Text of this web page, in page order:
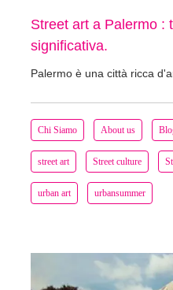
Chi Siamo About us
street art Street culture
urban art urbansummer
Street art a Palermo :
significativa.
Palermo è una città ricca